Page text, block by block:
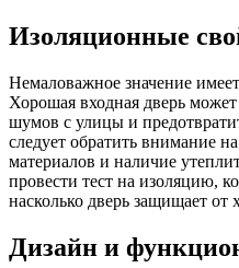
Изоляционные
Немаловажное значение
Хорошая входная дверь
шумов с улицы и
следует обратить внимание
материалов и наличие
провести тест на изоляцию,
насколько дверь защищает от
Дизайн и